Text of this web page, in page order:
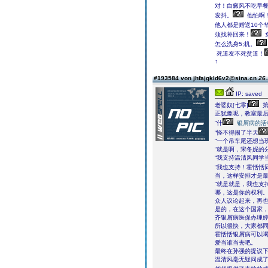
对！白癜风不吃早
发抖。
他怕啊
他人都是赠送10个
须找补回来！
怎么洗身5;机。
死道友不死贫道！
↑
#193584 von jhfajgkld6v2@sina.cn
IP: saved
老婆奴[七零]
正犹豫呢，教室最
“什
银屑病的活
“怪不得闹了半天
“一个吊车尾还想当
“就是啊，宋冬妮的
“我支持温清风同学
“我也支持！霍恬恬
当，这样安排才是
“就是就是，我也支
哪，这是你的权利。
众人议论起来，再
是的，在这个国家
齐银屑病医保办理
所以很快，大家都
霍恬恬银屑病可以
爱当谁当去吧。
最终在孙强的提议
温清风毫无疑问成